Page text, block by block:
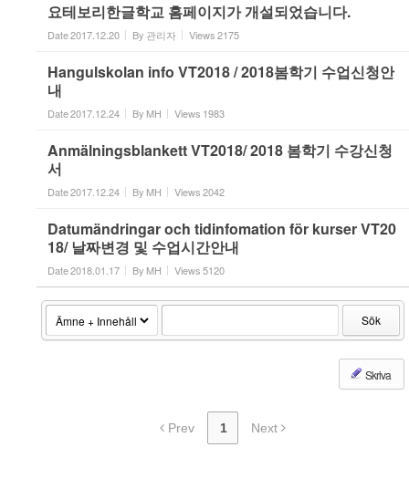
요테보리한글학교 홈페이지가 개설되었습니다.
Date2017.12.20 By 관리자 Views2175
Hangulskolan info VT2018 / 2018봄학기 수업신청안
내
Date2017.12.24 By MH Views 1983
Anmälningsblankett VT2018/ 2018 봄학기 수강신청
서
Date2017.12.24 By MH Views2042
Datumändringar och tidinfomation för kurser VT20
18/ 날짜변경 및 수업시간안내
Date2018.01.17 By MH Views5120
Sök
Skriva
Prev 1 Next